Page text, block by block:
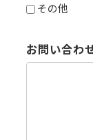
その他
お問い合わ